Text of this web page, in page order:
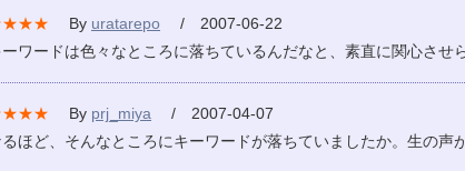
By uratarepo / 2007-06-22
ーワードは色々なところに落ちているんだなと、素直に関心させ
By prj_miya / 2007-04-07
るほど、そんなところにキーワードが落ちていましたか。生の声